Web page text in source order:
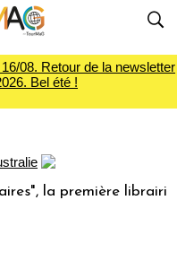
08. Retour de la newsletter
Bel été !
première librairie du